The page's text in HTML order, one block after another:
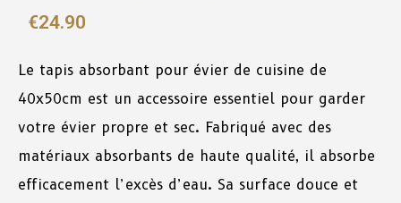
€24.90
Le tapis absorbant pour évier de cuisine de
40x50cm est un accessoire essentiel pour garder
votre évier propre et sec. Fabriqué avec des
matériaux absorbants de haute qualité, il absorbe
efficacement l’excès d’eau. Sa surface douce et